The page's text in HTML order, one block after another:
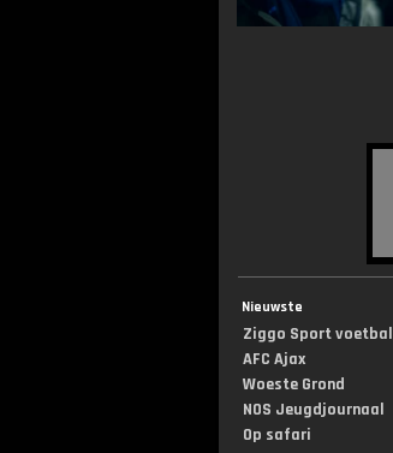
Nieuwste
Ziggo Sport voetbal
AFC Ajax
Woeste Grond
NOS Jeugdjournaal
Op safari